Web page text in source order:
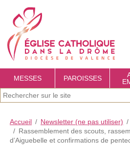
e
C
a
t
MESSES PAROISSES
J
Accueil Newsletter (ne pas utiliser)
Rassemblement des scouts,
d’Aiguebelle et confirmations de